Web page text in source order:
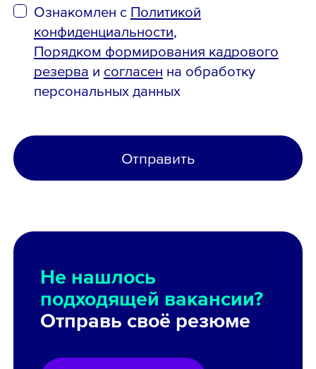
Ознакомлен с Политикой
конфиденциальности,
Порядком формирования кадрового
резерва и согласен на обработку
персональных данных
Отправить
Не нашлось
подходящей вакансии?
Отправь своё резюме